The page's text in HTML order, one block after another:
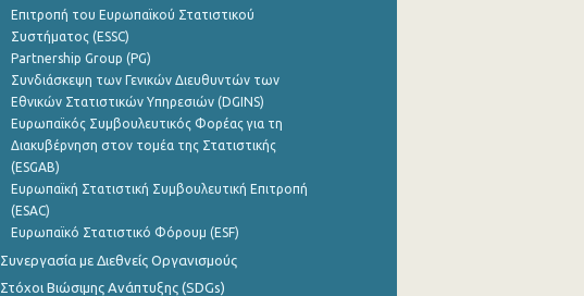
Επιτροπή του Ευρωπαϊκού Στατιστικού
Συστήματος (ESSC)
Partnership Group (PG)
Συνδιάσκεψη των Γενικών Διευθυντών των
Εθνικών Στατιστικών Υπηρεσιών (DGINS)
Ευρωπαϊκός Συμβουλευτικός Φορέας για τη
Διακυβέρνηση στον τομέα της Στατιστικής
(ESGAB)
Ευρωπαϊκή Στατιστική Συμβουλευτική Επιτροπή
(ESAC)
Ευρωπαϊκό Στατιστικό Φόρουμ (ESF)
Συνεργασία με Διεθνείς Οργανισμούς
Στόχοι Βιώσιμης Ανάπτυξης (SDGs)